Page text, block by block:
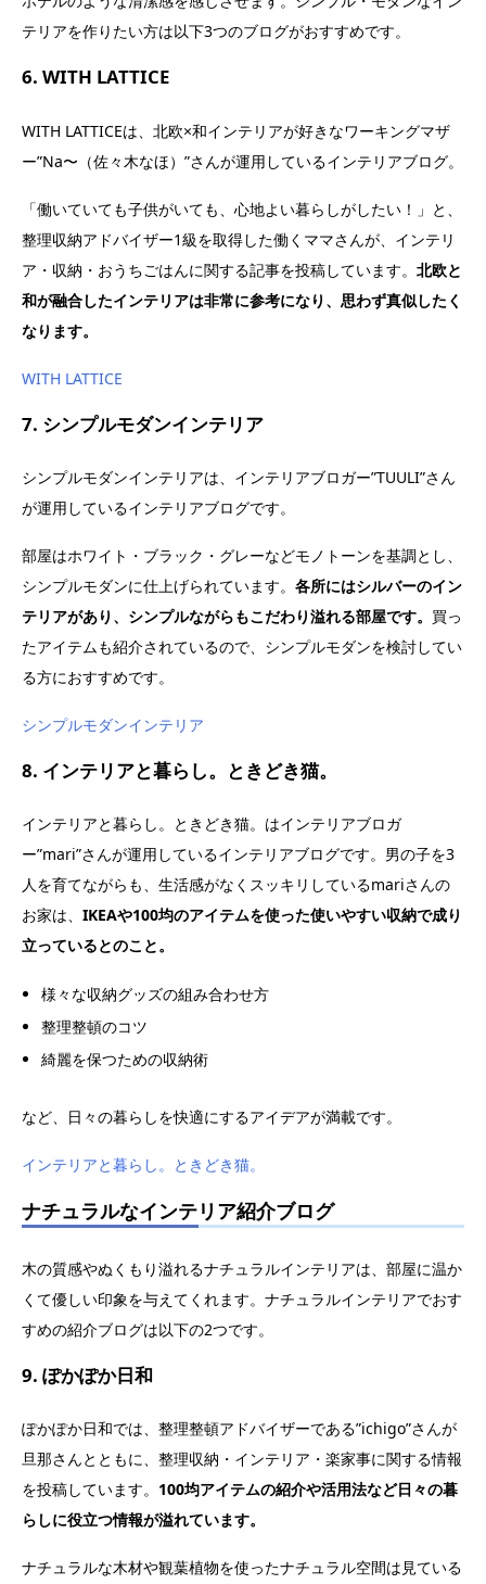
テリアを作りたい方は以下3つのブログがおすすめです。
6. WITH LATTICE
WITH LATTICEは、北欧×和インテリアが好きなワーキングマザ
ー”Na〜（佐々木なほ）”さんが運用しているインテリアブログ。
「働いていても子供がいても、心地よい暮らしがしたい！」と、
整理収納アドバイザー1級を取得した働くママさんが、インテリ
ア・収納・おうちごはんに関する記事を投稿しています。 北欧と
和が融合したインテリアは非常に参考になり、思わず真似したく
なります。
WITH LATTICE
7. シンプルモダンインテリア
シンプルモダンインテリアは、インテリアブロガー”TUULI”さん
が運用しているインテリアブログです。
部屋はホワイト・ブラック・グレーなどモノトーンを基調とし、
シンプルモダンに仕上げられています。 各所にはシルバーのイン
テリアがあり、シンプルながらもこだわり溢れる部屋です。 買っ
たアイテムも紹介されているので、シンプルモダンを検討してい
る方におすすめです。
シンプルモダンインテリア
8. インテリアと暮らし。ときどき猫。
インテリアと暮らし。ときどき猫。はインテリアブロガ
ー”mari”さんが運用しているインテリアブログです。男の子を3
人を育てながらも、生活感がなくスッキリしているmariさんの
お家は、 IKEAや100均のアイテムを使った使いやすい収納で成り
立っているとのこと。
様々な収納グッズの組み合わせ方
整理整頓のコツ
綺麗を保つための収納術
など、日々の暮らしを快適にするアイデアが満載です。
インテリアと暮らし。ときどき猫。
ナチュラルなインテリア紹介ブログ
木の質感やぬくもり溢れるナチュラルインテリアは、部屋に温か
くて優しい印象を与えてくれます。ナチュラルインテリアでおす
すめの紹介ブログは以下の2つです。
9. ぽかぽか日和
ぽかぽか日和では、整理整頓アドバイザーである”ichigo”さんが
旦那さんとともに、整理収納・インテリア・楽家事に関する情報
を投稿しています。 100均アイテムの紹介や活用法など日々の暮
らしに役立つ情報が溢れています。
ナチュラルな木材や観葉植物を使ったナチュラル空間は見ている